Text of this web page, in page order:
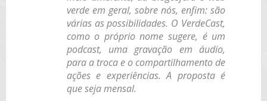
verde em geral, sobre nós, enfim: são
várias as possibilidades. O VerdeCast,
como o próprio nome sugere, é um
podcast, uma gravação em áudio,
para a troca e o compartilhamento de
ações e experiências. A proposta é
que seja mensal.